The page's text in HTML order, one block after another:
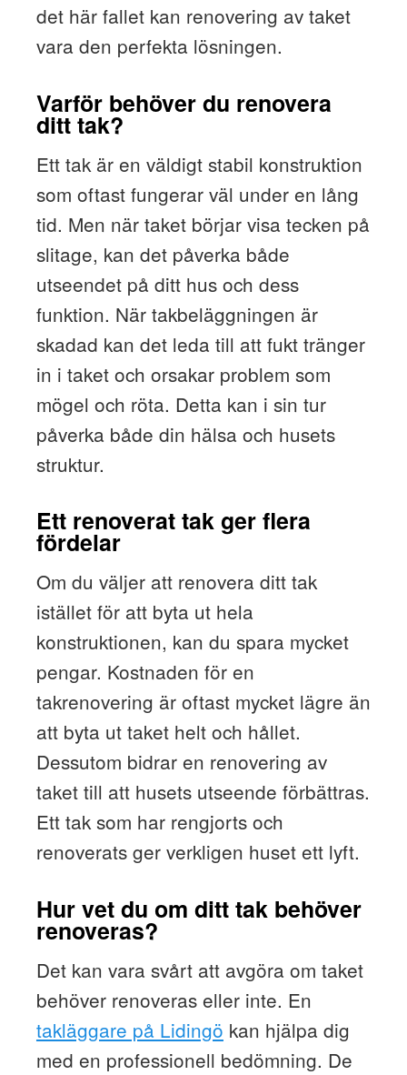
det här fallet kan renovering av taket
vara den perfekta lösningen.
Varför behöver du renovera
ditt tak?
Ett tak är en väldigt stabil konstruktion
som oftast fungerar väl under en lång
tid. Men när taket börjar visa tecken på
slitage, kan det påverka både
utseendet på ditt hus och dess
funktion. När takbeläggningen är
skadad kan det leda till att fukt tränger
in i taket och orsakar problem som
mögel och röta. Detta kan i sin tur
påverka både din hälsa och husets
struktur.
Ett renoverat tak ger flera
fördelar
Om du väljer att renovera ditt tak
istället för att byta ut hela
konstruktionen, kan du spara mycket
pengar. Kostnaden för en
takrenovering är oftast mycket lägre än
att byta ut taket helt och hållet.
Dessutom bidrar en renovering av
taket till att husets utseende förbättras.
Ett tak som har rengjorts och
renoverats ger verkligen huset ett lyft.
Hur vet du om ditt tak behöver
renoveras?
Det kan vara svårt att avgöra om taket
behöver renoveras eller inte. En
takläggare på Lidingö kan hjälpa dig
med en professionell bedömning. De